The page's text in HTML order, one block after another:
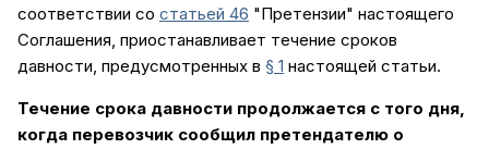
соответствии со статьей 46 "Претензии" настоящего
Соглашения, приостанавливает течение сроков
давности, предусмотренных в § 1 настоящей статьи.
Течение срока давности продолжается с того дня,
когда перевозчик сообщил претендателю о